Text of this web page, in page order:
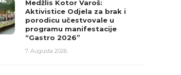
Medžlis Kotor Varoš:
Aktivistice Odjela za brak i
porodicu učestvovale u
programu manifestacije
“Gastro 2026”
7. Augusta 2026.